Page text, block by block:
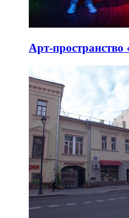
Арт-пространство